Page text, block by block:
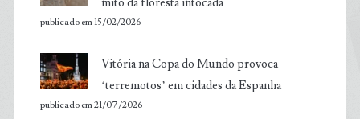
publicado em 15/02/2026
Vitória na Copa do Mundo provoca
‘terremotos’ em cidades da Espanha
publicado em 21/07/2026